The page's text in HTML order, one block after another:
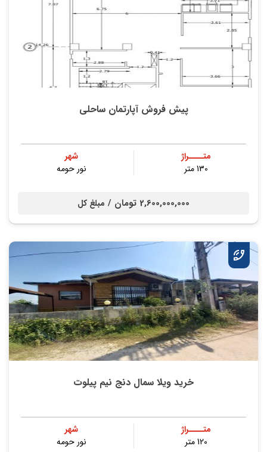
پیش فروش آپارتمان ساحلی
متــــراژ
130 متر
شهر
نور حومه
2,600,000,000 تومان / مبلغ کل
خرید ویلا سمال دنج نیم پیلوت
متــــراژ
120 متر
شهر
نور حومه